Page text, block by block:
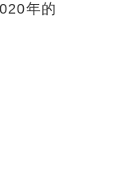
年的